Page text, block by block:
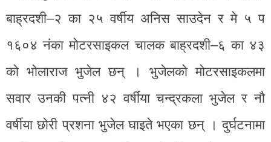
बाह्रदशी–२ का २५ वर्षीय अनिस साउदेन र मे ५ प
१६०४ नंका मोटरसाइकल चालक बाह्रदशी–६ का ४३
को भोलाराज भुजेल छन् । भुजेलको मोटरसाइकलमा
सवार उनकी पत्नी ४२ वर्षीया चन्द्रकला भुजेल र नौ
वर्षीया छोरी प्रशना भुजेल घाइते भएका छन् । दुर्घटनामा